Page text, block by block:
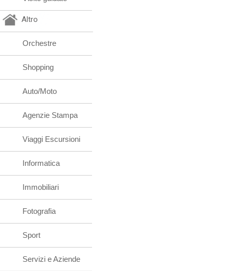
Altro
Orchestre
Shopping
Auto/Moto
Agenzie Stampa
Viaggi Escursioni
Informatica
Immobiliari
Fotografia
Sport
Servizi e Aziende